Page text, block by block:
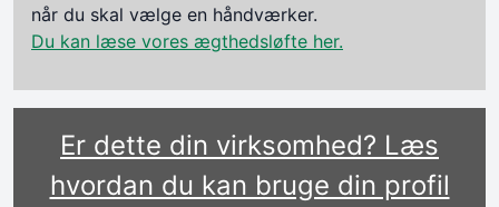
når du skal vælge en håndværker.
Du kan læse vores ægthedsløfte her.
Er dette din virksomhed? Læs
hvordan du kan bruge din profil